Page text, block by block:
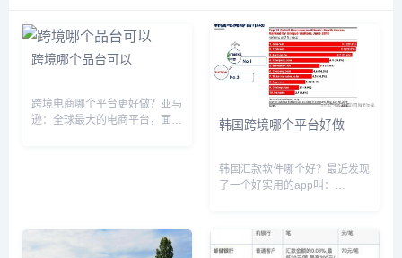
跨境哪个品台可以
跨境电商哪个平台更好做？亚马
逊：全球最大的电商平台，面向
韩国跨境哪个平台好做
韩国汇款软件哪个好？最近发现
了一个好实用的app叫：
付宝官方合作推出的小额跨境汇
款产品。只需要通过手机就能将